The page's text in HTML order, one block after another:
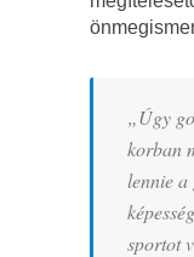
„Úgy
korban
lennie a
sportot